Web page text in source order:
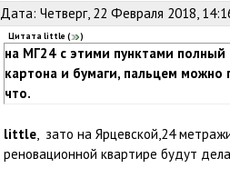
Дата: Четверг, 22 Февраля 2018,
Цитата little ( )
на МГ24 с этими пунктами
картона и бумаги, пальцем можно
что.
little, зато на Ярцевской,24
реновационной квартире будут